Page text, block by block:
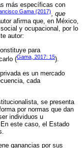
más específicas con
Gama (2017), que
afirma que, en México,
y ocupacional, por lo
autor:
para
(Gama, 2017: 15).
es un mercado
cada
se presenta
por normas que dan
individuos u
este caso, el Estado
ganancias por sus